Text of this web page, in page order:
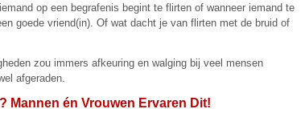
op een begrafenis begint te flirten of wanneer iemand te
goede vriend(in). Of wat dacht je van flirten met de bruid of
zou immers afkeuring en walging bij veel mensen
afgeraden.
Mannen én Vrouwen Ervaren Dit!